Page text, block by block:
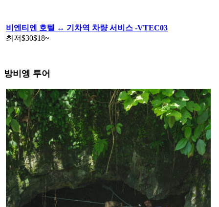
비엔티엔 호텔 ↔️ 기차역 차량 서비스 -VTEC03
최저$30$18~
방비엥 투어